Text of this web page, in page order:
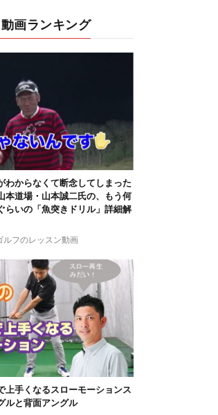
画ランキング
わからなくて断念してしまった
本道場・山本誠二氏の、もう何
らいの「魚突きドリル」詳細解
ルフのレッスン動画
上手くなるスローモーションス
ルと背面アングル